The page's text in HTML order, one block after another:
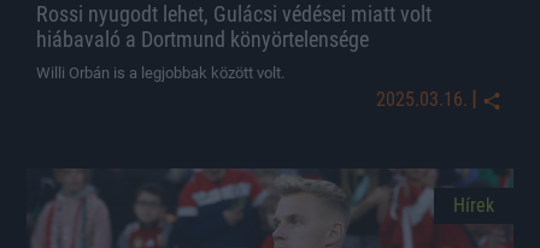
Rossi nyugodt lehet, Gulácsi védései miatt volt
hiábavaló a Dortmund könyörtelensége
Willi Orbán is a legjobbak között volt.
2025.03.16. |
Hírek